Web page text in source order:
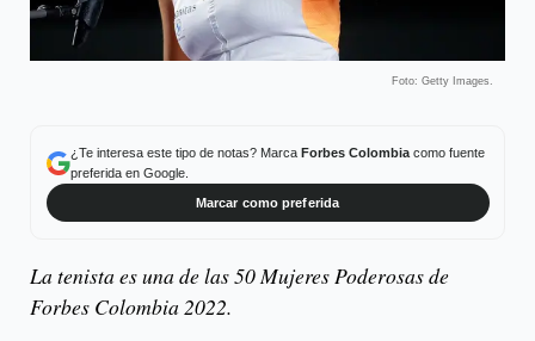
Foto: Getty Images.
¿Te interesa este tipo de notas? Marca Forbes Colombiacomo fuente
preferida en Google.
Marcar como preferida
La tenista es una de las 50 Mujeres Poderosas de
Forbes Colombia 2022.